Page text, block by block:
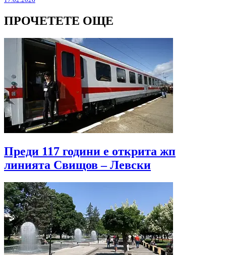
ПРОЧЕТЕТЕ ОЩЕ
Преди 117 години е открита жп
линията Свищов – Левски